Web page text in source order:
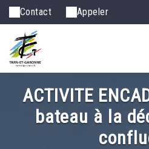
Contact Appeler
ACTIVITE
bateau à la